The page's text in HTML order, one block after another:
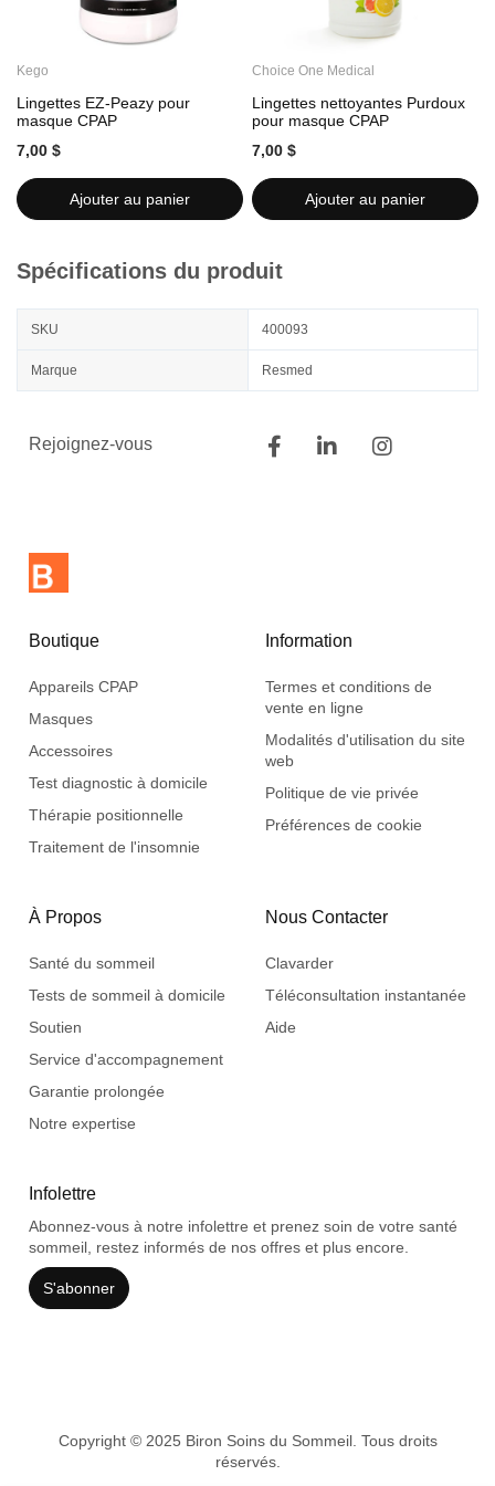
Kego
Lingettes EZ-Peazy pour
masque CPAP
7,00 $
Ajouter au panier
Choice One Medical
Lingettes nettoyantes Purdoux
pour masque CPAP
7,00 $
Ajouter au panier
Spécifications du produit
SKU 400093
Marque Resmed
Rejoignez-vous
Boutique
Appareils CPAP
Masques
Accessoires
Test diagnostic à domicile
Thérapie positionnelle
Traitement de l'insomnie
Information
Termes et conditions de
vente en ligne
Modalités d'utilisation du site
web
Politique de vie privée
Préférences de cookie
À Propos
Santé du sommeil
Tests de sommeil à domicile
Soutien
Service d'accompagnement
Garantie prolongée
Notre expertise
Nous Contacter
Clavarder
Téléconsultation instantanée
Aide
Infolettre
Abonnez-vous à notre infolettre et prenez soin de votre santé
sommeil, restez informés de nos offres et plus encore.
S'abonner
Copyright © 2025 Biron Soins du Sommeil. Tous droits
réservés.